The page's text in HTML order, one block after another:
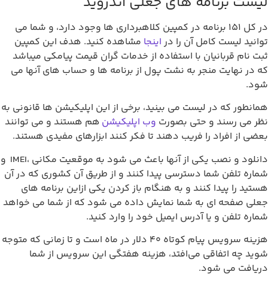
در کل 151 برنامه در کمپین کلاهبرداری ها وجود دارد، و شما می
لیست کامل آن را دراینجامشاهده کنید. هدف این کمپین
نام قربانیان با استفاده از خدمات گران قیمت پیامکی میباشد
در نهایت منجر به نشت پول از برنامه ها و حساب های آنها می
که در لیست می بینید، برخی از این اپلیکیشن ها قانونی به
می رسند و حتی بصورتوب اپلیکیشنهم هستند و می توانند
از افراد را فریب دهند تا فکر کنند ابزارهای مفیدی هستند.
دانلود و نصب یکی از آنها باعث می شود به موقعیت مکانی ،IMEI و
تلفن شما دسترسی پیدا کنند و از طریق آن کشوری که در آن
را پیدا کنند و به هنگام باز کردن یکی ازاین برنامه های
صفحه ای به شما نمایش داده می شود که از شما می خواهد
تلفن و یا آدرس ایمیل خود را وارد کنید.
هزینه سرویس پیام کوتاه 40 دلار در ماه است و تا زمانی که متوجه
چه اتفاقی می‌افتد، هزینه هفتگی این سرویس از شما
می ‌شود.